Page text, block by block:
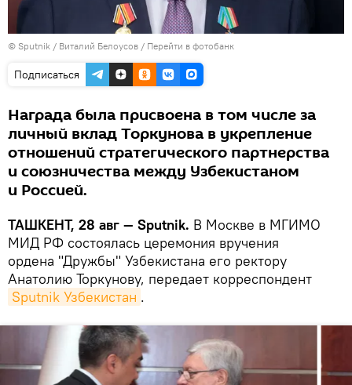
© Sputnik / Виталий Белоусов / Перейти в фотобанк
Подписаться
Награда была присвоена в том числе за
личный вклад Торкунова в укрепление
отношений стратегического партнерства
и союзничества между Узбекистаном
и Россией.
ТАШКЕНТ, 28 авг — Sputnik. В Москве в МГИМО
МИД РФ состоялась церемония вручения
ордена "Дружбы" Узбекистана его ректору
Анатолию Торкунову, передает корреспондент
Sputnik Узбекистан .